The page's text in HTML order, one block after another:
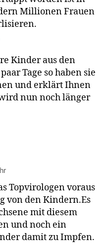
Millionen Frauen
Kinder aus den
Tage so haben sie
und erklärt Ihnen
nun noch länger
Topvirologen voraus
von den Kindern.Es
mit diesem
und noch ein
damit zu Impfen.